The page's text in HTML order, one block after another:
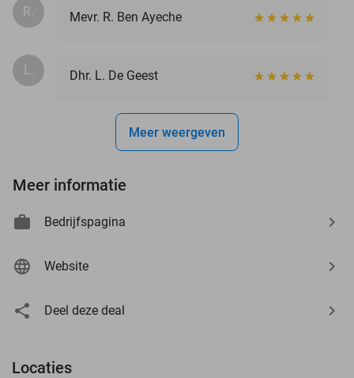
R. Mevr. R. Ben Ayeche
L. Dhr. L. De Geest
Meer weergeven
Meer informatie
Bedrijfspagina
Website
Deel deze deal
Locaties